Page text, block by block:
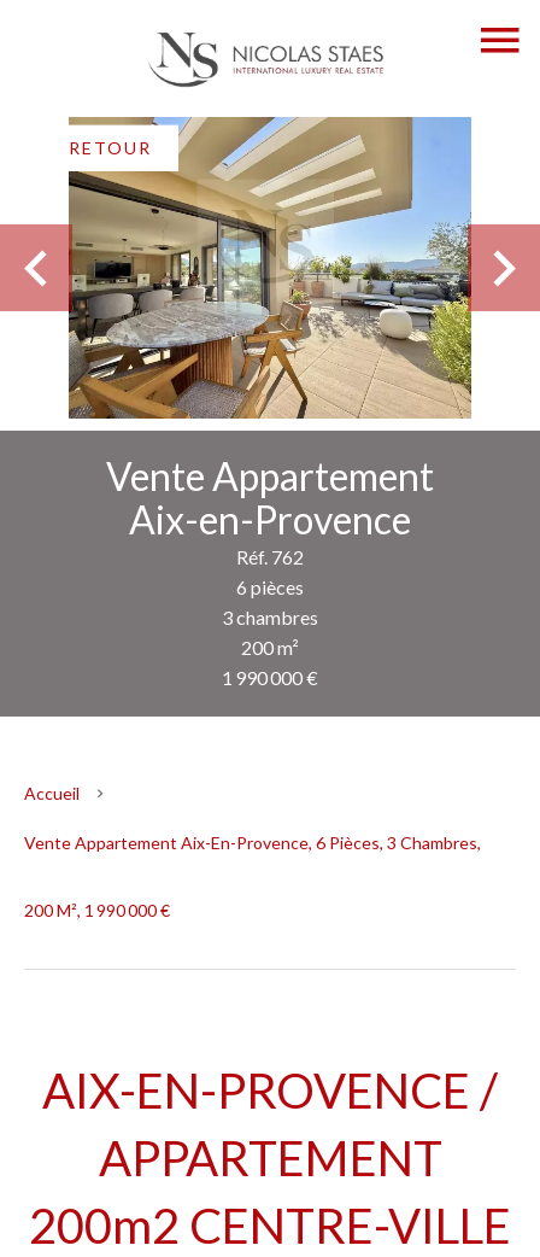
Vente Appartement
Aix-en-Provence
Réf. 762
6 pièces
3 chambres
200 m²
1 990 000 €
RETOUR
Accueil
Vente Appartement Aix-En-Provence, 6 Pièces, 3 Chambres,
200 M², 1 990 000 €
AIX-EN-PROVENCE /
APPARTEMENT
200m2 CENTRE-VILLE